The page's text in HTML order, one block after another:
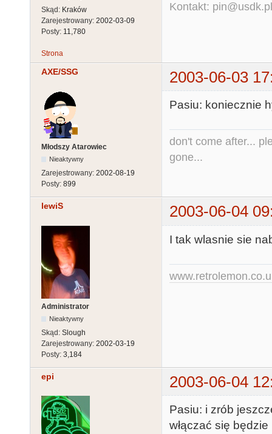
Skąd: Kraków
Zarejestrowany: 2002-03-09
Posty: 11,780
Kontakt: pin@usdk.pl
Strona
AXE/SSG 2003-06-03
Młodszy Atarowiec
Nieaktywny
Zarejestrowany: 2002-08-19
Posty: 899
Pasiu: koniecznie
don't come after...
gone...
lewiS 2003-06-04
Administrator
Nieaktywny
Skąd: Slough
Zarejestrowany: 2002-03-19
Posty: 3,184
I tak wlasnie sie
epi 2003-06-04
Pasiu: i zrób
włączać się